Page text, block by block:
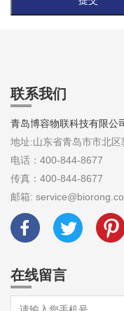
联系我们
青岛博容物联科技有限公
地址:山东省青岛市市北
电话：400-844-8677
传真：400-844-8677
邮箱:
在线留言